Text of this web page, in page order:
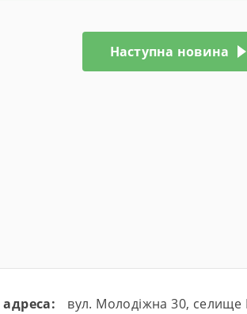
Наступна новина
aдресa:
вул. Молодіжна 30, селище